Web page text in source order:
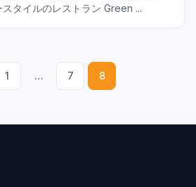
タイルのレストラン Green ...
Posts
1 … 7 8